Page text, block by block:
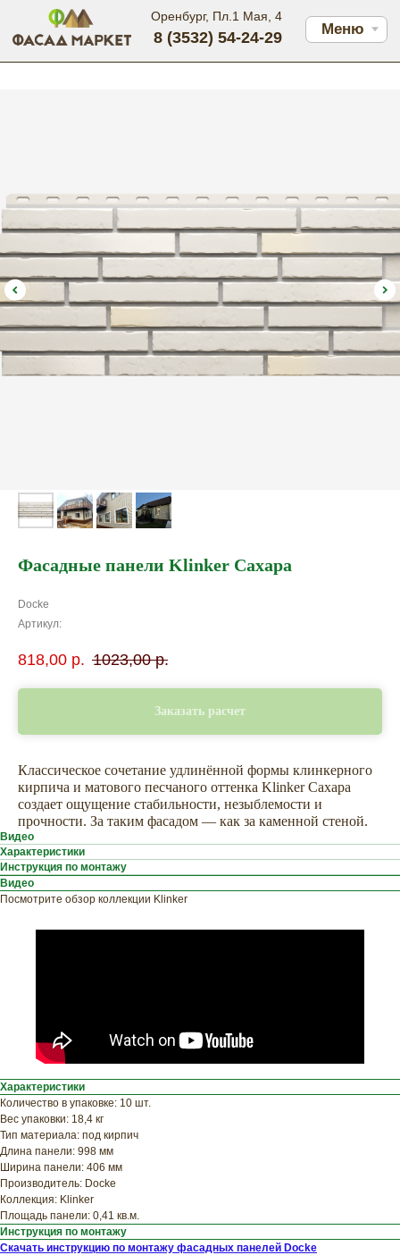
Меню
Оренбург, Пл.1 Мая, 4
8 (3532) 54-24-29
Фасадные панели Klinker Сахара
Docke
Артикул:
818,00 р. 1023,00 р.
Заказать расчет
Классическое сочетание удлинённой формы клинкерного
кирпича и матового песчаного оттенка Klinker Сахара
создает ощущение стабильности, незыблемости и
прочности. За таким фасадом — как за каменной стеной.
Видео
Характеристики
Инструкция по монтажу
Видео
Посмотрите обзор коллекции Klinker
Характеристики
Количество в упаковке: 10 шт.
Вес упаковки: 18,4 кг
Тип материала: под кирпич
Длина панели: 998 мм
Ширина панели: 406 мм
Производитель: Docke
Коллекция: Klinker
Площадь панели: 0,41 кв.м.
Инструкция по монтажу
Скачать инструкцию по монтажу фасадных панелей Docke
ПРИЦЕНИТЬСЯ?
Узнайте примерную
стоимость фасада
прямо сейчас